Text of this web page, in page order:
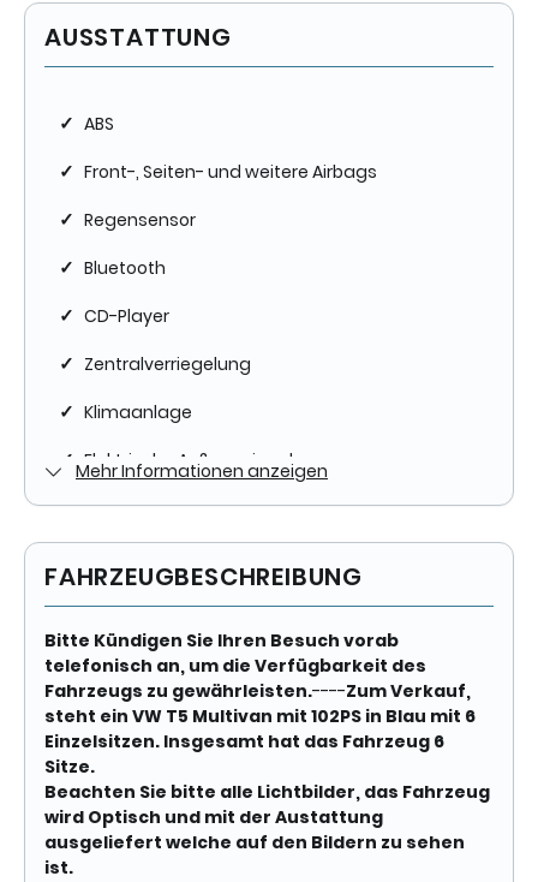
Zylinder
4
Karosserieform
HISTORIE
165.733 km
Erstzulassung
2014-07
Zustand
Gebraucht
Farbe (Hersteller)
Olympiablau Metallic
AUSSTATTUNG
Anzahl der Türen
4/5
Anzahl Sitzplätze
AUSSTATTUNG
✓ ABS
✓ Front-, Seiten- und weitere Airbags
✓ Regensensor
✓ Bluetooth
✓ CD-Player
✓ Zentralverriegelung
✓ Klimaanlage
✓ Elektrische Außenspiegel
✓ Elektrische Fensterheber
✓ Freisprecheinrichtung
✓ Wegfahrsperre
✓ Isofix
✓ Servolenkung
✓ Sportsitze
✓ Traktionskontrolle
Mehr Informationen anzeigen
FAHRZEUGBESCHREIBUNG
Bitte Kündigen Sie Ihren Besuch vorab
telefonisch an, um die Verfügbarkeit des
Fahrzeugs zu gewährleisten.----Zum Verkauf,
steht ein VW T5 Multivan mit 102PS in Blau mit 6
Einzelsitzen. Insgesamt hat das Fahrzeug 6
Sitze.
Beachten Sie bitte alle Lichtbilder, das Fahrzeug
wird Optisch und mit der Austattung
ausgeliefert welche auf den Bildern zu sehen
ist.